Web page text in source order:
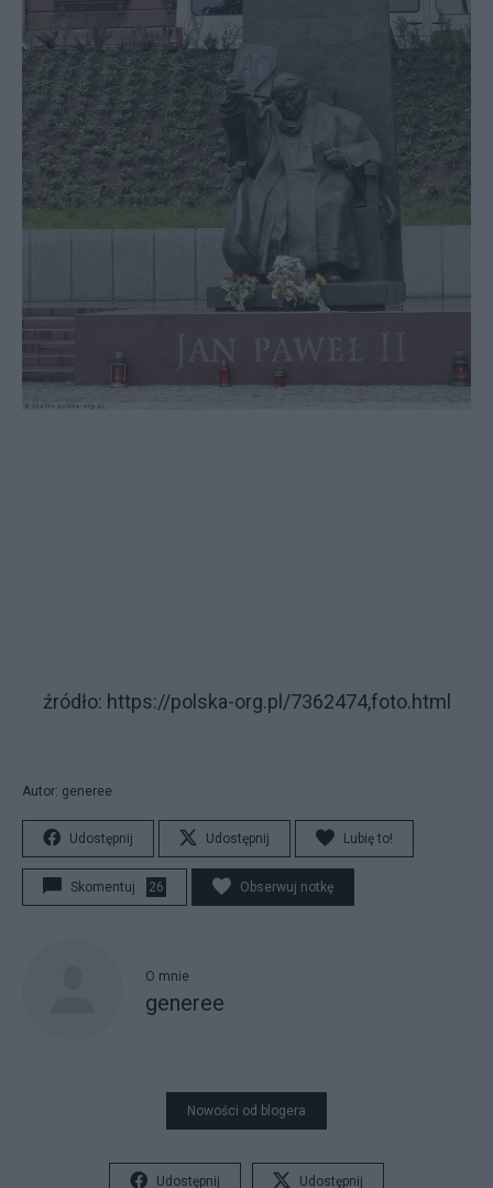
źródło: https://polska-org.pl/7362474,foto.html
Autor: generee
Udostępnij Udostępnij Lubię to!
Skomentuj 26 Obserwuj notkę
O mnie
generee
Nowości od blogera
Udostępnij Udostępnij